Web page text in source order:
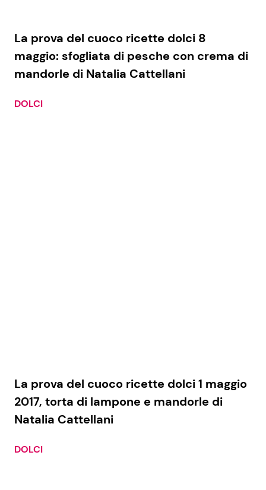
La prova del cuoco ricette dolci 8
maggio: sfogliata di pesche con crema di
mandorle di Natalia Cattellani
DOLCI
La prova del cuoco ricette dolci 1 maggio
2017, torta di lampone e mandorle di
Natalia Cattellani
DOLCI